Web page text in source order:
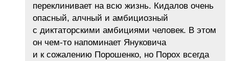
переклинивает на всю жизнь. Кидалов очень
опасный, алчный и амбициозный
с диктаторскими амбициями человек. В этом
он чем-то напоминает Януковича
и к сожалению Порошенко, но Порох всегда